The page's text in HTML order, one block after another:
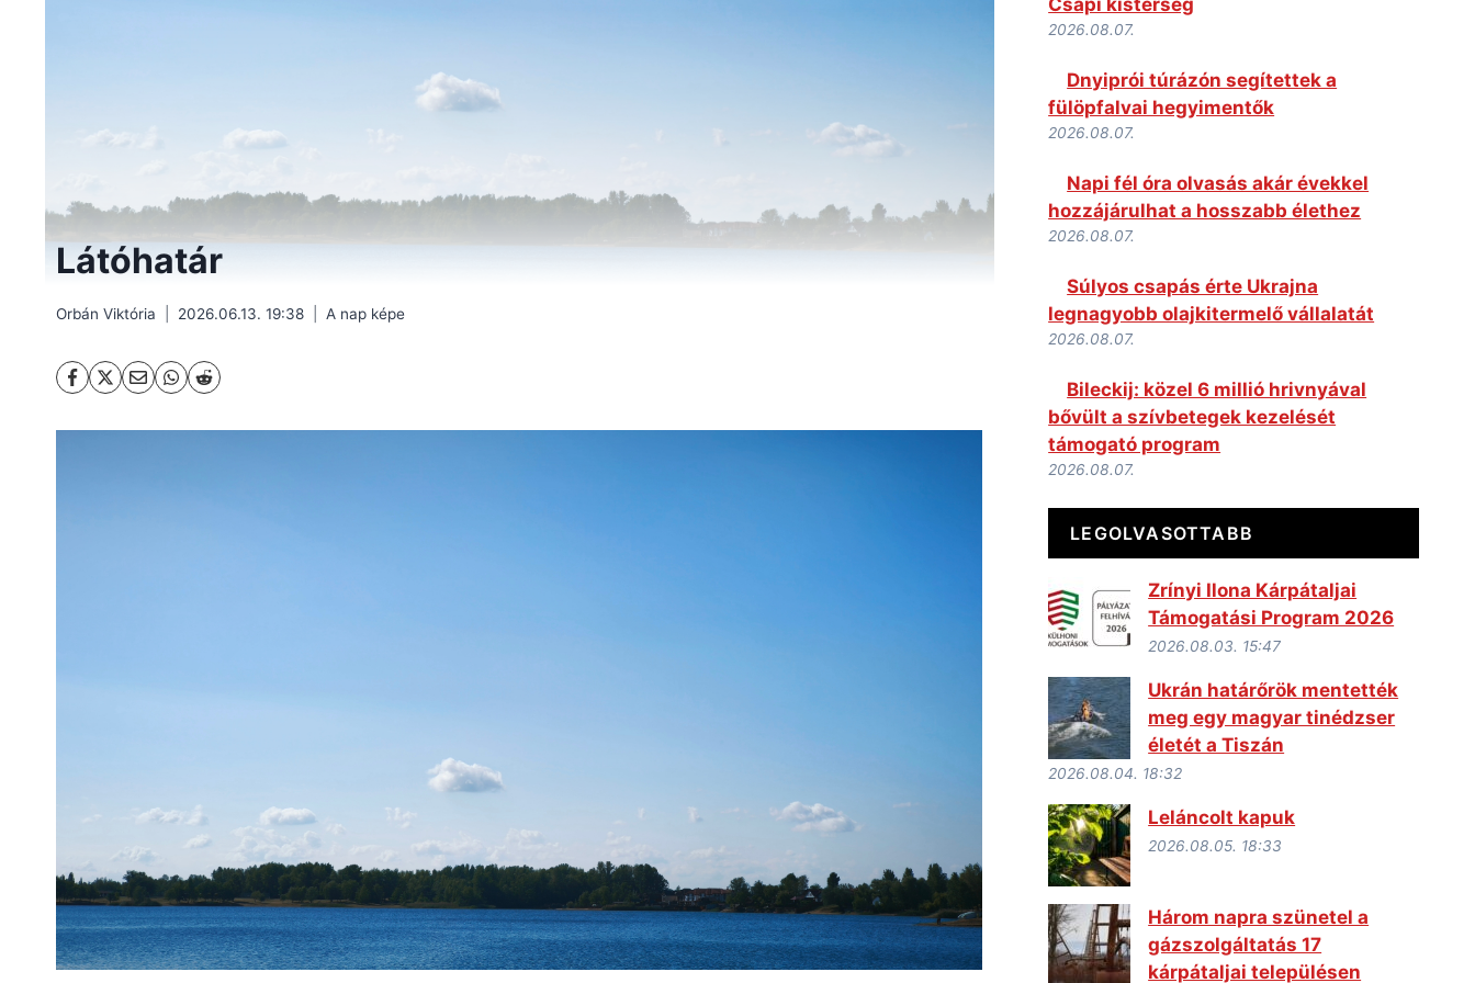
Látóhatár
Orbán Viktória 2026.06.13. 19:38 A nap képe
2026.08.07.
Dnyiprói túrázón segítettek a
fülöpfalvai hegyimentők
2026.08.07.
Napi fél óra olvasás akár évekkel
hozzájárulhat a hosszabb élethez
2026.08.07.
Súlyos csapás érte Ukrajna
legnagyobb olajkitermelő vállalatát
2026.08.07.
Bileckij: közel 6 millió hrivnyával
bővült a szívbetegek kezelését
támogató program
2026.08.07.
LEGOLVASOTTABB
Zrínyi Ilona Kárpátaljai
Támogatási Program 2026
2026.08.03. 15:47
Ukrán határőrök mentették
meg egy magyar tinédzser
életét a Tiszán
2026.08.04. 18:32
Leláncolt kapuk
2026.08.05. 18:33
Három napra szünetel a
gázszolgáltatás 17
kárpátaljai településen